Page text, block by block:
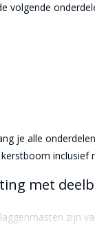
volgende
je alle
met
zijn